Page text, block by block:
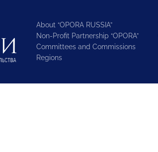
About “OPORA RUSSIA”
Non-Profit Partnership “OPORA”
Committees and Commissions
Regions